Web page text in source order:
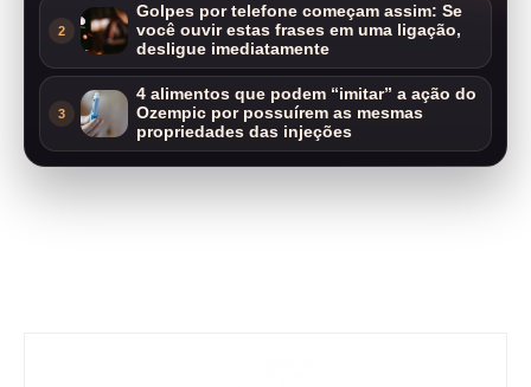
2
Golpes por telefone começam assim: Se
você ouvir estas frases em uma ligação,
desligue imediatamente
3
4 alimentos que podem “imitar” a ação do
Ozempic por possuírem as mesmas
propriedades das injeções